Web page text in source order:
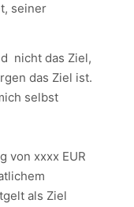
seiner
nicht das Ziel,
das Ziel ist.
selbst
von xxxx EUR
als Ziel